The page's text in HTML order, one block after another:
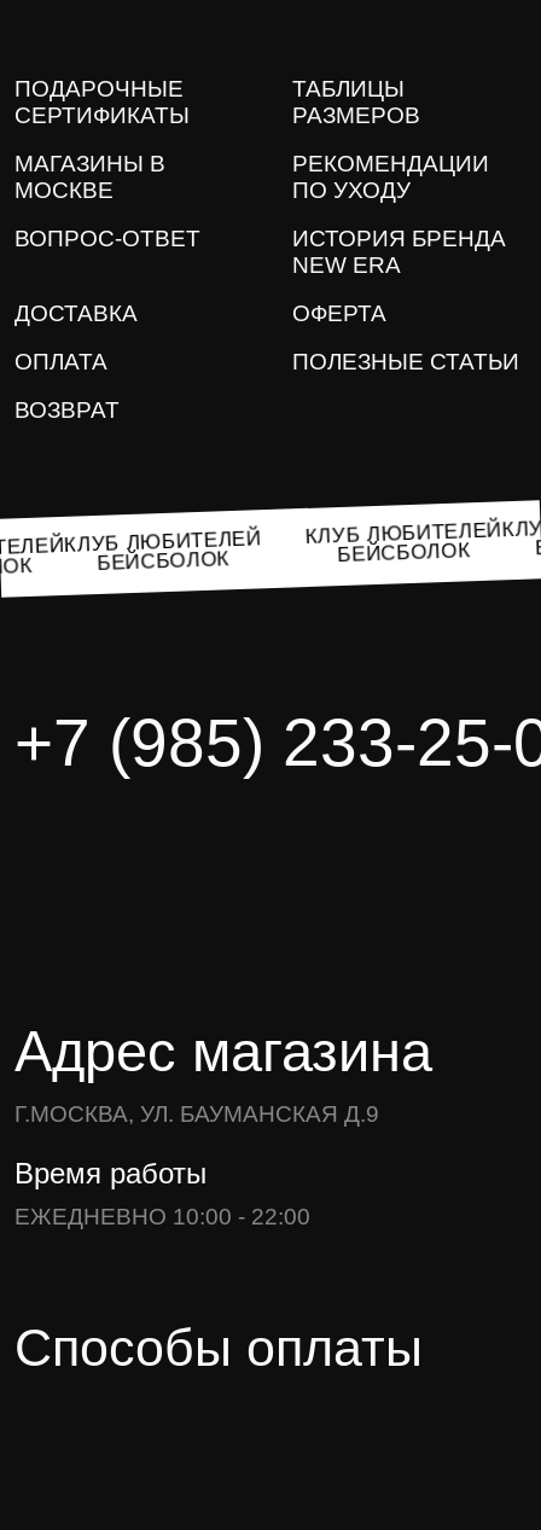
ПОДАРОЧНЫЕ
СЕРТИФИКАТЫ
ТАБЛИЦЫ
РАЗМЕРОВ
МАГАЗИНЫ В
МОСКВЕ
РЕКОМЕНДАЦИИ
ПО УХОДУ
ВОПРОС-ОТВЕТ
ИСТОРИЯ БРЕНДА
NEW ERA
ДОСТАВКА
ОФЕРТА
ОПЛАТА
ПОЛЕЗНЫЕ СТАТЬИ
ВОЗВРАТ
КЛУБ ЛЮБИТЕЛЕЙ
БЕЙСБОЛОК
КЛУБ ЛЮБИТЕЛЕЙ
БЕЙСБОЛОК
+7 (985) 233-25-
Адрес магазина
Г.МОСКВА, УЛ. БАУМАНСКАЯ Д.9
Время работы
ЕЖЕДНЕВНО 10:00 - 22:00
Способы оплаты